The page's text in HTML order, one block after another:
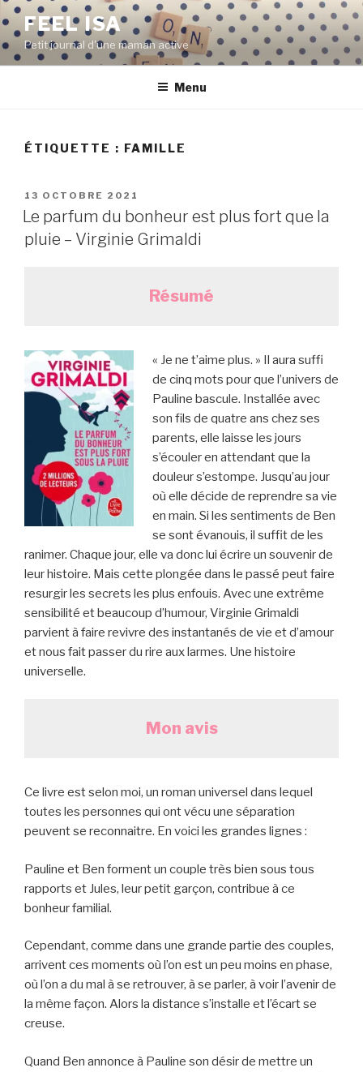
Aller
au
contenu
principal
FEEL ISA
Petit journal d'une maman active
Menu
ÉTIQUETTE : FAMILLE
PUBLIÉ
LE
13 OCTOBRE 2021
Le parfum du bonheur est plus fort que la
pluie – Virginie Grimaldi
Résumé
« Je ne t’aime plus. » Il aura suffi
de cinq mots pour que l’univers de
Pauline bascule. Installée avec
son fils de quatre ans chez ses
parents, elle laisse les jours
s’écouler en attendant que la
douleur s’estompe. Jusqu’au jour
où elle décide de reprendre sa vie
en main. Si les sentiments de Ben
se sont évanouis, il suffit de les
ranimer. Chaque jour, elle va donc lui écrire un souvenir de
leur histoire. Mais cette plongée dans le passé peut faire
resurgir les secrets les plus enfouis. Avec une extrême
sensibilité et beaucoup d’humour, Virginie Grimaldi
parvient à faire revivre des instantanés de vie et d’amour
et nous fait passer du rire aux larmes. Une histoire
universelle.
Mon avis
Ce livre est selon moi, un roman universel dans lequel
toutes les personnes qui ont vécu une séparation
peuvent se reconnaitre. En voici les grandes lignes :
Pauline et Ben forment un couple très bien sous tous
rapports et Jules, leur petit garçon, contribue à ce
bonheur familial.
Cependant, comme dans une grande partie des couples,
arrivent ces moments où l’on est un peu moins en phase,
où l’on a du mal à se retrouver, à se parler, à voir l’avenir de
la même façon. Alors la distance s’installe et l’écart se
creuse.
Quand Ben annonce à Pauline son désir de mettre un